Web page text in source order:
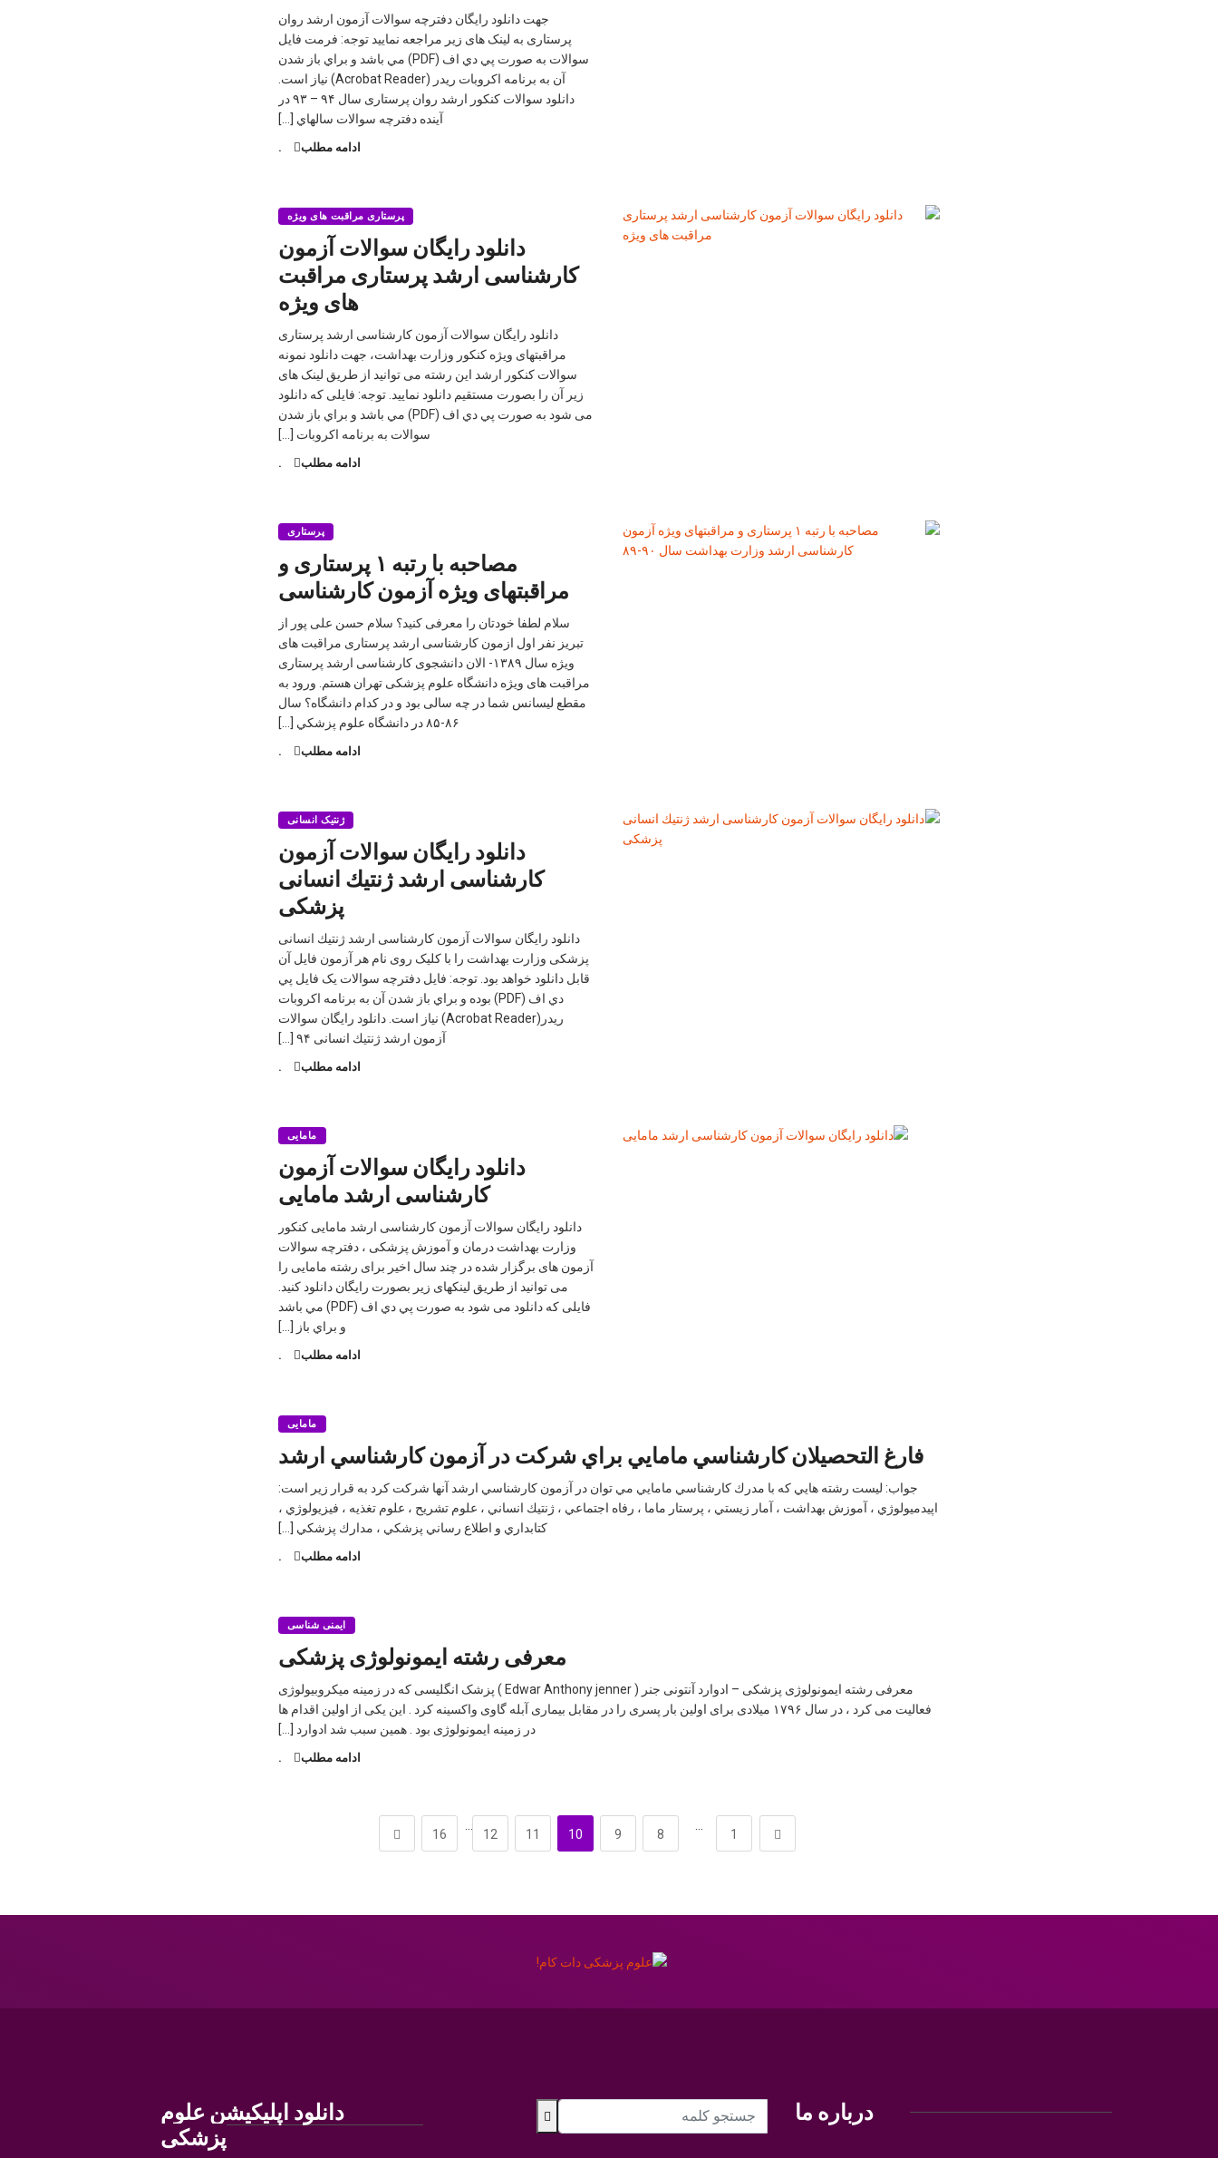
جهت دانلود رایگان دفترچه سوالات آزمون ارشد روان
پرستاری به لینک های زیر مراجعه نمایید توجه: فرمت فايل
سوالات به صورت پي دي اف (PDF) مي باشد و براي باز شدن
آن به برنامه اكروبات ريدر (Acrobat Reader) نياز است.
دانلود سوالات كنكور ارشد روان پرستاری سال ۹۴ – ۹۳ در
آينده دفترچه سوالات سالهاي […]
ادامه مطلب .
پرستاری مراقبت های ویژه
دانلود رايگان سوالات آزمون
كارشناسی ارشد پرستاری مراقبت
های ویژه
دانلود رايگان سوالات آزمون کارشناسی ارشد پرستاری
مراقبتهای ویژه کنکور وزارت بهداشت، جهت دانلود نمونه
سوالات کنکور ارشد این رشته می توانید از طریق لینک های
زیر آن را بصورت مستقیم دانلود نمایید. توجه: فایلی که دانلود
می شود به صورت پي دي اف (PDF) مي باشد و براي باز شدن
سوالات به برنامه اكروبات […]
ادامه مطلب .
پرستاری
مصاحبه با رتبه ۱ پرستاری و
مراقبتهای ویژه آزمون كارشناسی
سلام لطفا خودتان را معرفی کنید؟ سلام حسن علی پور از
تبریز نفر اول ازمون کارشناسی ارشد پرستاری مراقبت های
ویژه سال ۱۳۸۹- الان دانشجوی کارشناسی ارشد پرستاری
مراقبت های ویژه دانشگاه علوم پزشکی تهران هستم. ورود به
مقطع لیسانس شما در چه سالی بود و در كدام دانشگاه؟ سال
۸۶-۸۵ در دانشگاه علوم پزشكي […]
ادامه مطلب .
ژنتیک انسانی
دانلود رايگان سوالات آزمون
كارشناسی ارشد ژنتیك انسانی
پزشكی
دانلود رايگان سوالات آزمون كارشناسی ارشد ژنتیك انسانی
پزشكی وزارت بهداشت را با کلیک روی نام هر آزمون فایل آن
قابل دانلود خواهد بود. توجه: فایل دفترچه سوالات یک فایل پي
دي اف (PDF) بوده و براي باز شدن آن به برنامه اكروبات
ريدر(Acrobat Reader) نياز است. دانلود رايگان سوالات
آزمون ارشد ژنتیك انسانی ۹۴ […]
ادامه مطلب .
مامایی
دانلود رايگان سوالات آزمون
كارشناسی ارشد مامایی
دانلود رايگان سوالات آزمون كارشناسی ارشد مامایی کنکور
وزارت بهداشت درمان و آموزش پزشکی ، دفترچه سوالات
آزمون های برگزار شده در چند سال اخیر برای رشته مامایی را
می توانید از طریق لینکهای زیر بصورت رایگان دانلود کنید.
فایلی که دانلود می شود به صورت پي دي اف (PDF) مي باشد
و براي باز […]
ادامه مطلب .
مامایی
فارغ التحصيلان كارشناسي مامايي براي شركت در آزمون كارشناسي ارشد
جواب: ليست رشته هايي كه با مدرك كارشناسي مامايي مي توان در آزمون كارشناسي ارشد آنها شركت كرد به قرار زير است:
اپيدميولوژي ، آموزش بهداشت ، آمار زيستي ، پرستار ماما ، رفاه اجتماعي ، ژنتيك انساني ، علوم تشريح ، علوم تغذيه ، فيزيولوژي ،
كتابداري و اطلاع رساني پزشكي ، مدارك پزشكي […]
ادامه مطلب .
ایمنی شناسی
معرفی رشته ایمونولوژی پزشکی
معرفی رشته ایمونولوژی پزشکی – ادوارد آنتونی جنر ( Edwar Anthony jenner ) پزشک انگلیسی که در زمینه میکروبیولوژی
فعالیت می کرد ، در سال ۱۷۹۶ میلادی برای اولین بار پسری را در مقابل بیماری آبله گاوی واکسینه کرد . این یکی از اولین اقدام ها
در زمینه ایمونولوژی بود . همین سبب شد ادوارد […]
ادامه مطلب .
1
8
9
10
11
12
16
درباره ما
دانلود اپلیکیشن علوم
پزشکی